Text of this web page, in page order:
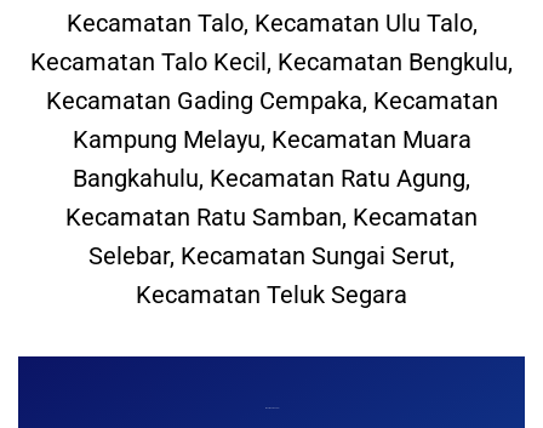
Kecamatan Talo, Kecamatan Ulu Talo,
Kecamatan Talo Kecil, Kecamatan Bengkulu,
Kecamatan Gading Cempaka, Kecamatan
Kampung Melayu, Kecamatan Muara
Bangkahulu, Kecamatan Ratu Agung,
Kecamatan Ratu Samban, Kecamatan
Selebar, Kecamatan Sungai Serut,
Kecamatan Teluk Segara